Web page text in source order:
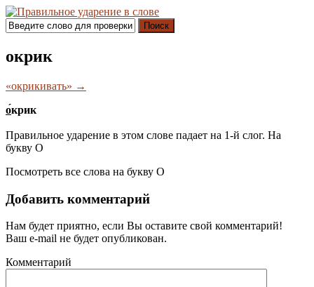
Поиск
окрик
«окрикивать» →
о́крик
Правильное ударение в этом слове падает на 1-й слог. На
букву О
Посмотреть все слова на букву О
Добавить комментарий
Нам будет приятно, если Вы оставите свой комментарий!
Ваш e-mail не будет опубликован.
Комментарий